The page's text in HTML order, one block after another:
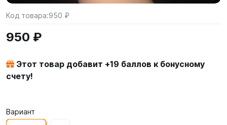
Код товара:950 ₽
950 ₽
Этот товар добавит +19 баллов к бонусному
счету!
Вариант